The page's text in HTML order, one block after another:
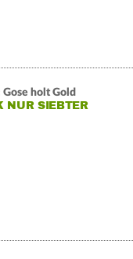
holt Gold
NUR SIEBTER